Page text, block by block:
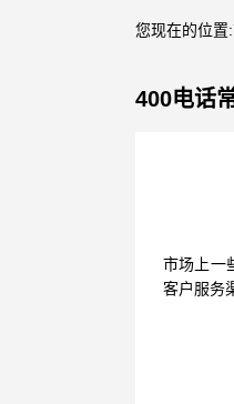
您现在的位置:
400电话
市场上一
客户服务